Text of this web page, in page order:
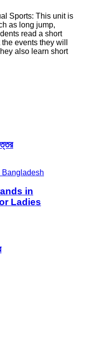
Sports: This unit is
as long jump,
read a short
events they will
also learn short
in
Ladies